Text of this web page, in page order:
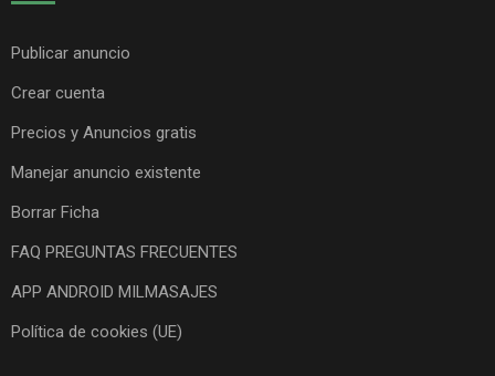
Publicar anuncio
Crear cuenta
Precios y Anuncios gratis
Manejar anuncio existente
Borrar Ficha
FAQ PREGUNTAS FRECUENTES
APP ANDROID MILMASAJES
Política de cookies (UE)